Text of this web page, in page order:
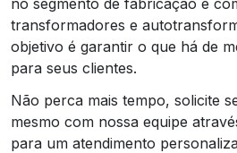
no segmento de fabricação e
transformadores e
objetivo é garantir o que há de
para seus clientes.
Não perca mais tempo, solicite
mesmo com nossa equipe
para um atendimento